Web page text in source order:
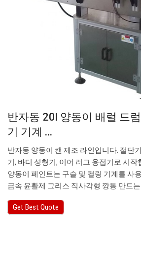
반자동 20l 양동이 배럴 드
기 기계 ...
반자동 양동이 캔 제조 라인입니다. 절단
기, 바디 성형기, 이어 러그 용접기로 시작
양동이 페인트는 구슬 및 컬링 기계를 사
금속 윤활제 그리스 직사각형 깡통 만드
Get Best Quote